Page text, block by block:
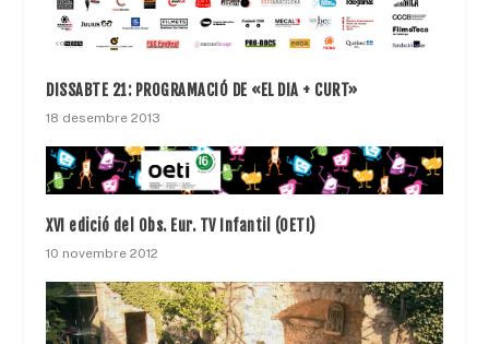
DISSABTE 21: PROGRAMACIÓ DE «EL DIA + CURT»
18 desembre 2013
XVI edició del Obs. Eur. TV Infantil (OETI)
10 novembre 2012